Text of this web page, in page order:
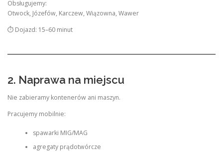
Obsługujemy:
Otwock, Józefów, Karczew, Wiązowna, Wawer
⏱ Dojazd: 15–60 minut
2. Naprawa na miejscu
Nie zabieramy kontenerów ani maszyn.
Pracujemy mobilnie:
spawarki MIG/MAG
agregaty prądotwórcze